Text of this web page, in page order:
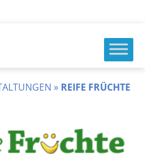
» REIFE FRÜCHTE